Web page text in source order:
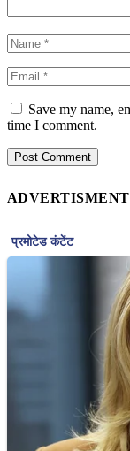
Save my name,
time I comment.
ADVERTISMENT